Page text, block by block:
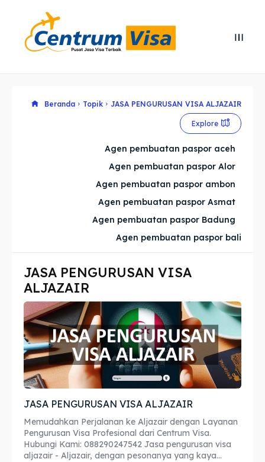
Cari
Cari
Explore our destinations
Imta
Legalisir
Apostille
Penerjemah
Asuransi
Blog
Explore our destinations
Imta
Legalisir
Apostille
Penerjemah
Asuransi
Blog
Beranda Topik JASA PENGURUSAN VISA ALJAZAIR
Explore
Agen pembuatan paspor aceh
Agen pembuatan paspor Alor
Agen pembuatan paspor ambon
Agen pembuatan paspor Asmat
Agen pembuatan paspor Badung
Agen pembuatan paspor bali
JASA PENGURUSAN VISA
ALJAZAIR
JASA PENGURUSAN VISA ALJAZAIR
Memudahkan Perjalanan ke Aljazair dengan Layanan
Pengurusan Visa Profesional dari Centrum Visa.
Hubungi Kami: 088290247542 Jasa pengurusan visa
aljazair - Aljazair, dengan pesonanya yang kaya...